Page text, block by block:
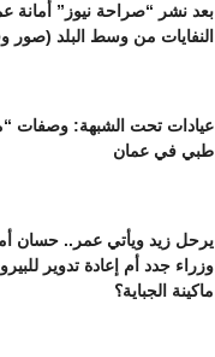
بعد نشر “صراحة نيوز” أمانة
النفايات من وسط البلد (صور
عيادات تحت الشبهة: وصفات
طبي في عمان
يرحل زيد ويأتي عمر.. حسان
وزراء جدد أم إعادة تدوير
ماكينة الجباية؟